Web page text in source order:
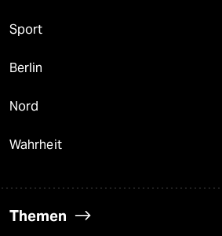
Sport
Berlin
Nord
Wahrheit
Themen